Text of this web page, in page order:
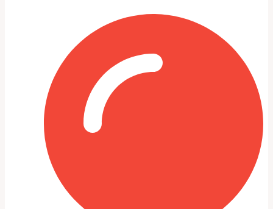
диагностики
Использую толщиномеры для контроля коррозии,
ферромагнитные индикаторы для поиска трещин и
лазерные дальномеры на стенде геометрии. Эти
инструменты показывают картину точнее обычного ока
и сокращают риск ошибок при составлении плана
работ.
Иногда требуется демонтаж навесных деталей для
доступа к труднодоступным местам — крылья,
брызговики, элементы подвески. Эта операция
занимает время, но гарантирует, что не пропустится
скрытая трещина или прогнивший участок.